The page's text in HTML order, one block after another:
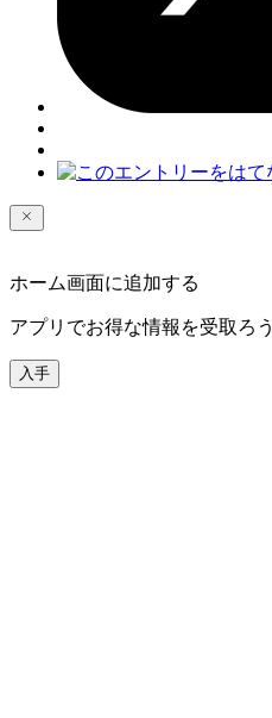
ホーム画面に追加する
アプリでお得な情報を受取ろう
入手